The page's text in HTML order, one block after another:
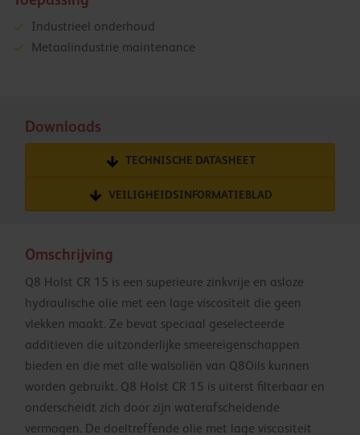
Industrieel onderhoud
Metaalindustrie maintenance
Downloads
TECHNISCHE DATASHEET
VEILIGHEIDSINFORMATIEBLAD
Omschrijving
Q8 Holst CR 15 is een superieure zinkvrije en asloze
hydraulische olie met een lage viscositeit die geen
vlekken maakt. Ze bevat speciaal geselecteerde
additieven die uitzonderlijke smeereigenschappen
bieden en die met alle walsoliën van Q8Oils kunnen
worden gebruikt. Q8 Holst CR 15 is uiterst filterbaar en
onderscheidt zich door zijn waterafscheidende
vermogen. De doeltreffende olie met lage viscositeit